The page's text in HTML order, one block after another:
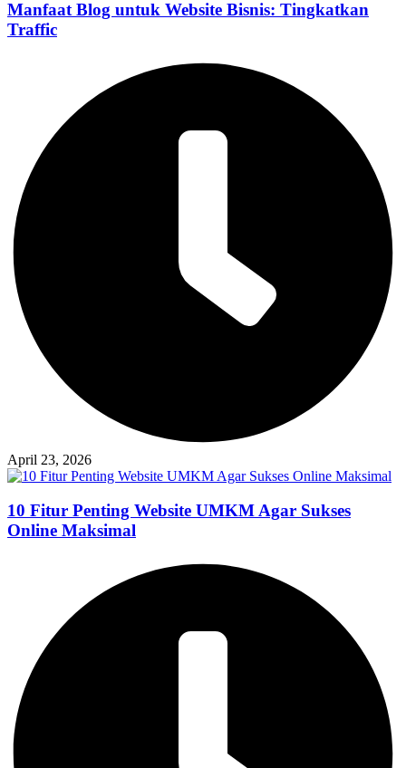
Manfaat Blog untuk Website Bisnis: Tingkatkan
Traffic
April 23, 2026
10 Fitur Penting Website UMKM Agar Sukses
Online Maksimal